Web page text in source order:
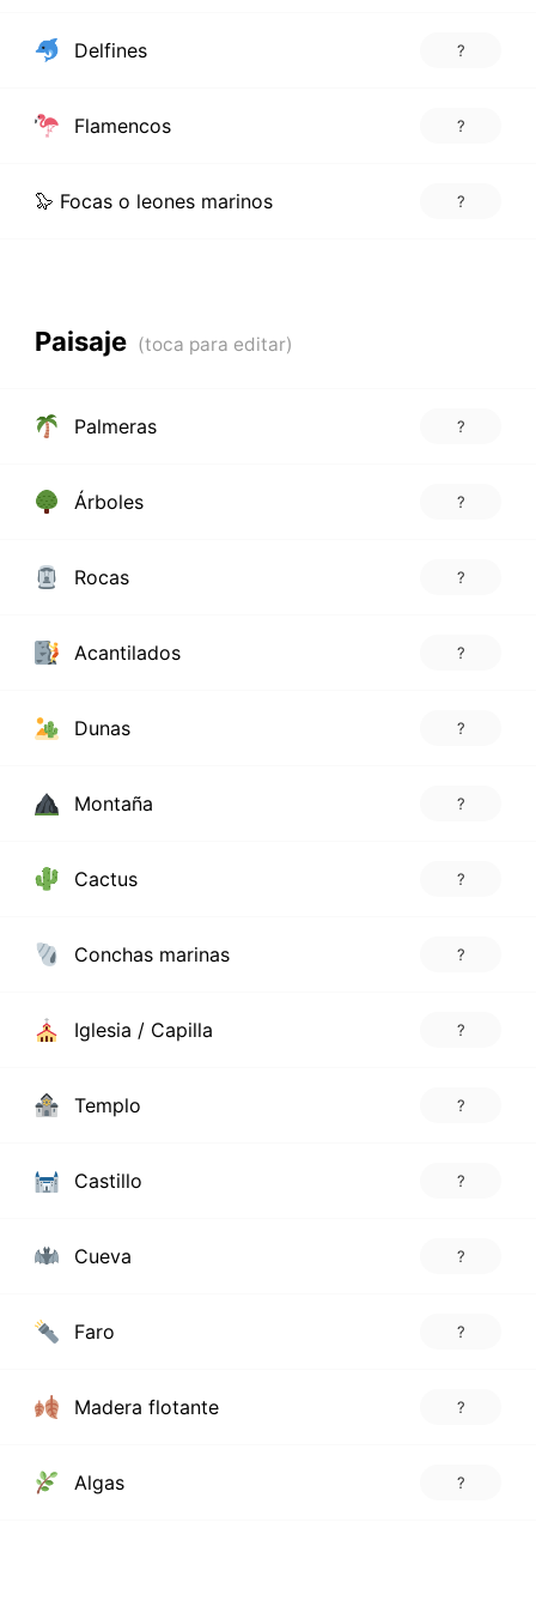
Delfines ?
Flamencos ?
🦭 Focas o leones marinos ?
Paisaje
Palmeras ?
Árboles ?
Rocas ?
Acantilados ?
Dunas ?
Montaña ?
Cactus ?
Conchas marinas ?
Iglesia / Capilla ?
Templo ?
Castillo ?
Cueva ?
Faro ?
Madera flotante ?
Algas ?